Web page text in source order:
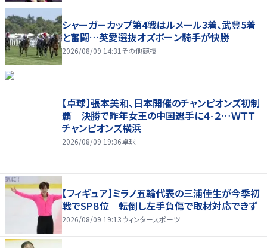
シャーガーカップ第4戦はルメール3着、武豊5着
と奮闘…英愛選抜オズボーン騎手が快勝
2026/08/09 14:31 その他競技
【卓球】張本美和、日本開催のチャンピオンズ初制
覇 決勝で昨年女王の中国選手に４-２…ＷＴＴ
チャンピオンズ横浜
2026/08/09 19:36卓球
【フィギュア】ミラノ五輪代表の三浦佳生が今季初
戦でSP８位 転倒し左手負傷で取材対応できず
2026/08/09 19:13ウィンタースポーツ